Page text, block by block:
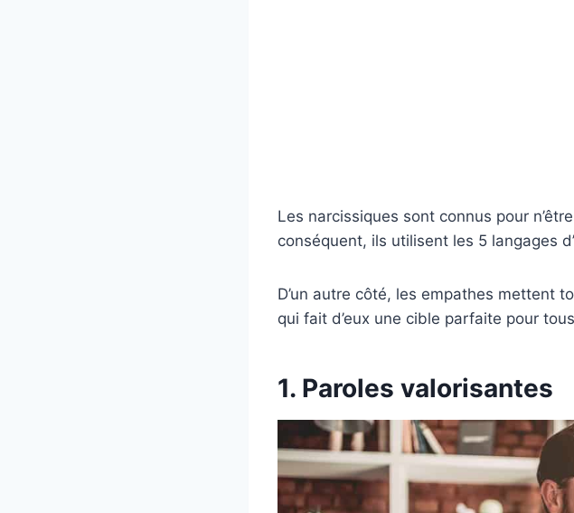
Les narcissiques sont connus pour
conséquent, ils utilisent les 5 langages
D’un autre côté, les empathes mettent
qui fait d’eux une cible parfaite pour
1. Paroles valorisantes